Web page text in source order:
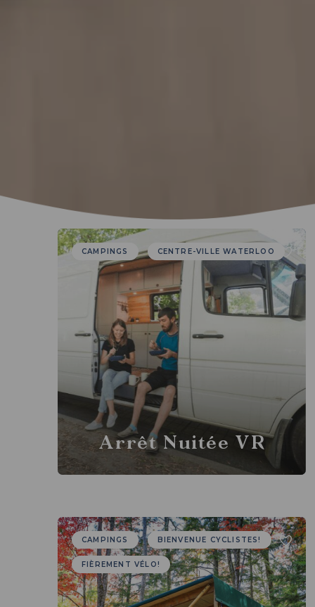
CAMPINGS CENTRE-VILLE WATERLOO
Arrêt Nuitée VR
CAMPINGS BIENVENUE CYCLISTES!
FIÈREMENT VÉLO!